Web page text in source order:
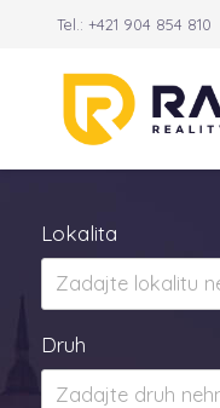
Tel.:+421 904 854 810
Lokalita
Druh